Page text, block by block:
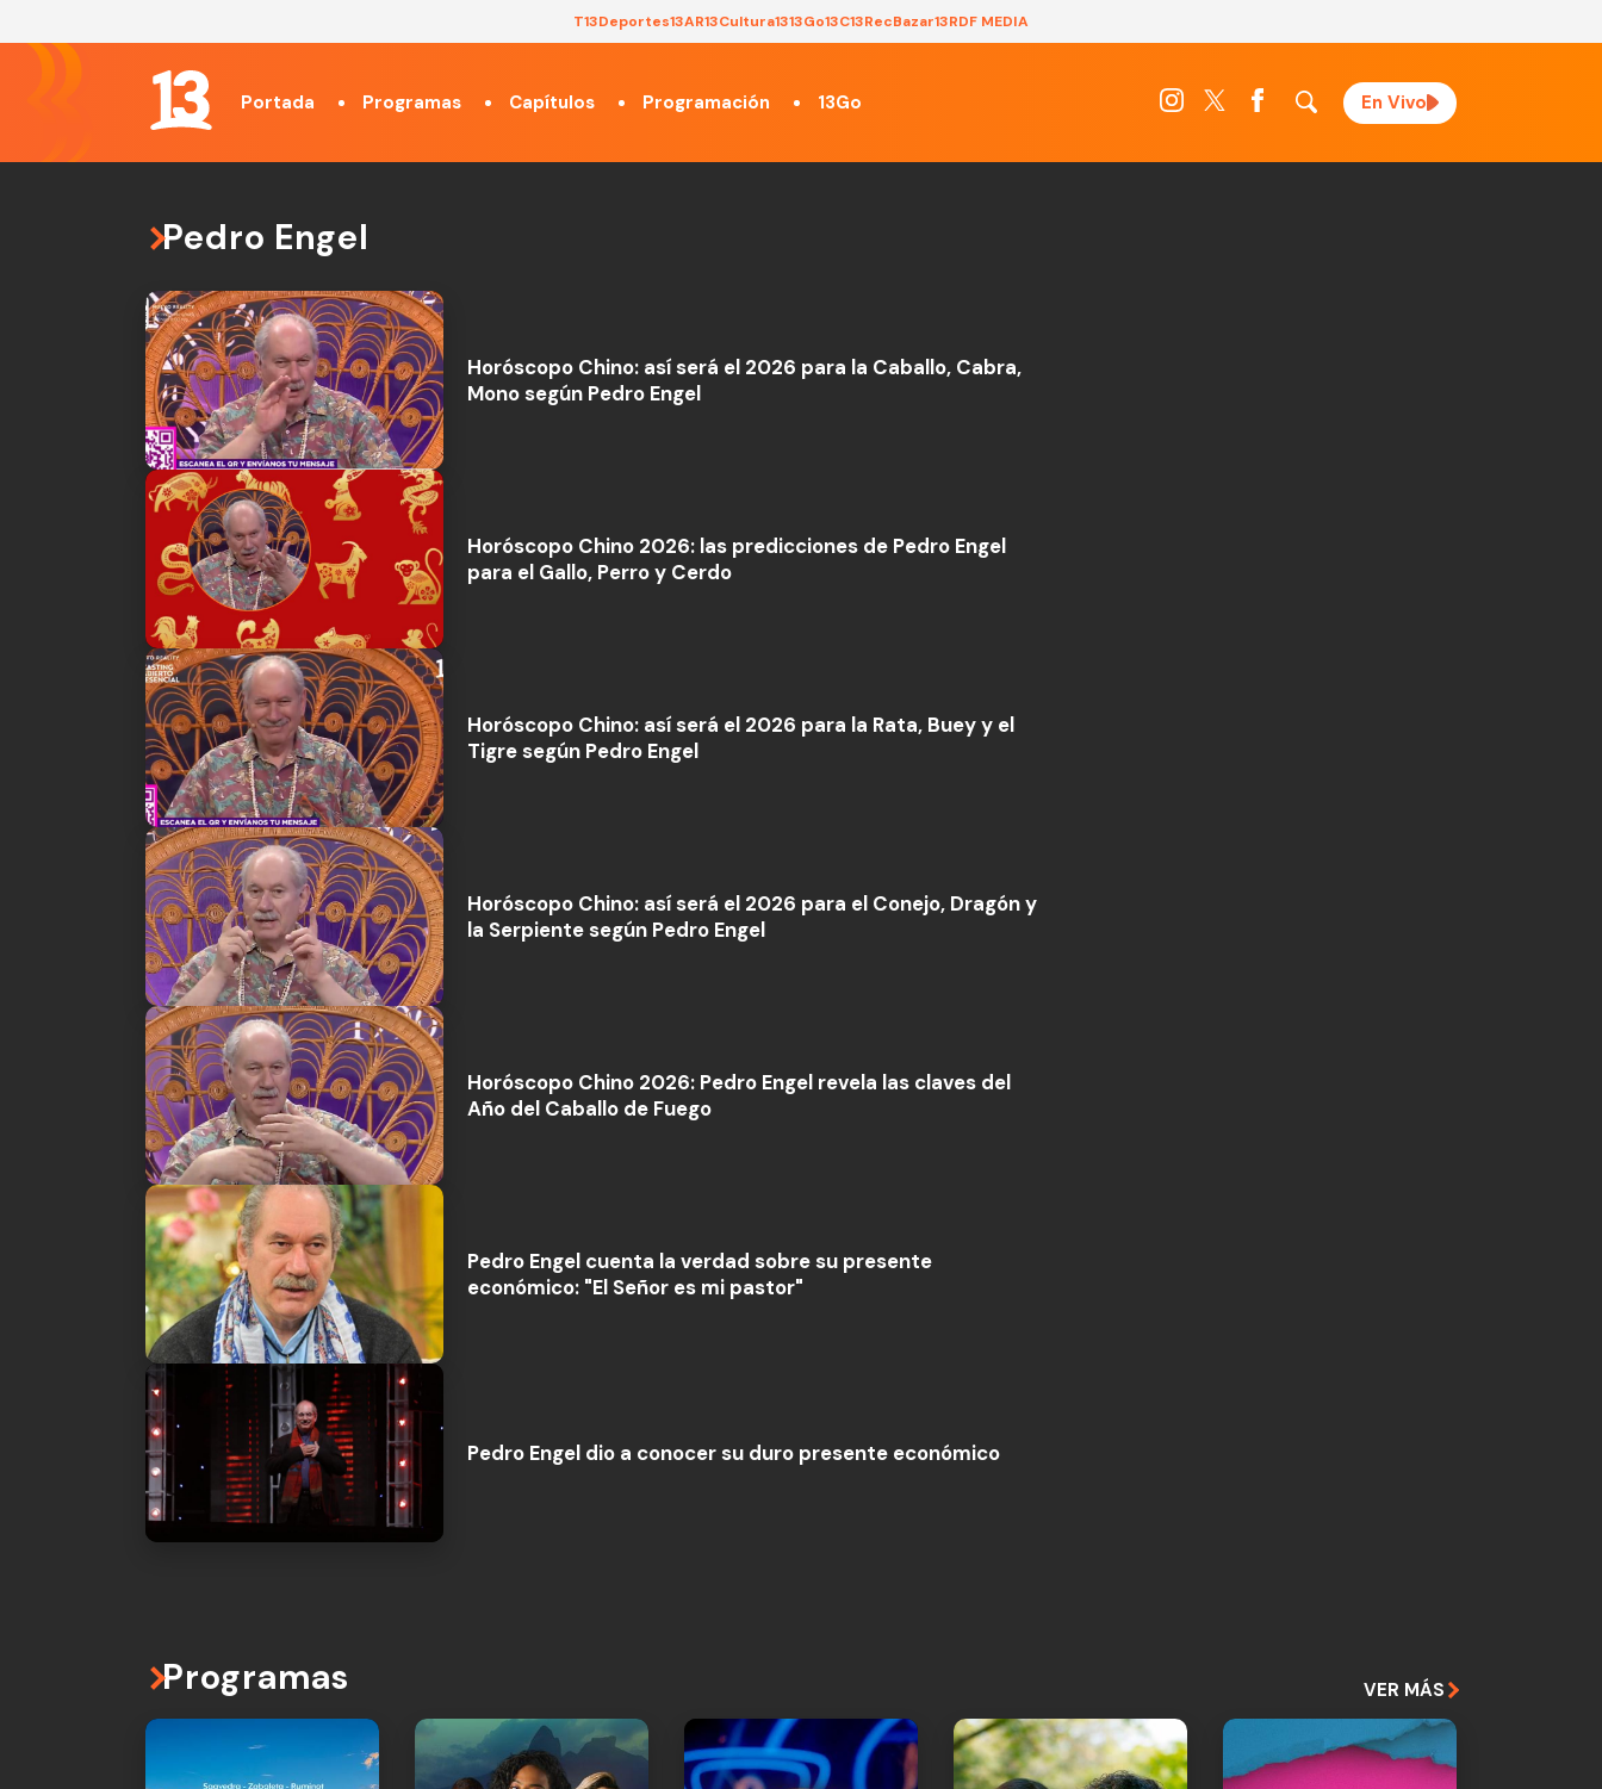
T13Deportes13AR13Cultura1313Go13C13RecBazar13RDF MEDIA
Portada Programas Capítulos Programación 13Go En Vivo
Pedro Engel
Horóscopo Chino: así será el 2026 para la Caballo, Cabra,
Mono según Pedro Engel
Horóscopo Chino 2026: las predicciones de Pedro Engel
para el Gallo, Perro y Cerdo
Horóscopo Chino: así será el 2026 para la Rata, Buey y el
Tigre según Pedro Engel
Horóscopo Chino: así será el 2026 para el Conejo, Dragón y
la Serpiente según Pedro Engel
Horóscopo Chino 2026: Pedro Engel revela las claves del
Año del Caballo de Fuego
Pedro Engel cuenta la verdad sobre su presente
económico: "El Señor es mi pastor"
Pedro Engel dio a conocer su duro presente económico
Programas VER MÁS